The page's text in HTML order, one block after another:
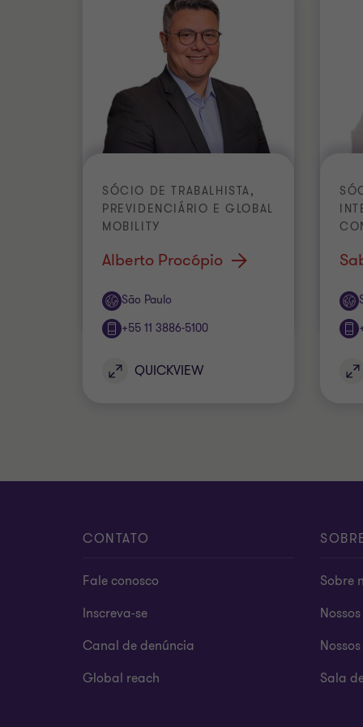
Alberto Procópio
SÓCIO DE TRABALHISTA,
PREVIDENCIÁRIO E GLOBAL
MOBILITY
São Paulo
Escritório
+55 11 3886-5100
QUICKVIEW
CONTATO
Fale conosco
Inscreva-se
Canal de denúncia
Global reach
Sobre
Sala